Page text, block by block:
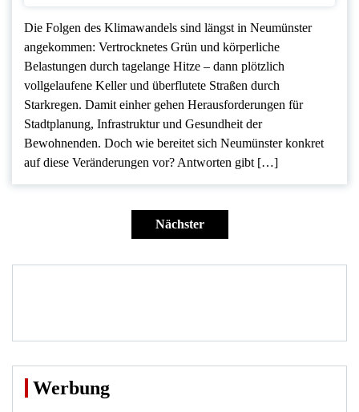
Die Folgen des Klimawandels sind längst in Neumünster
angekommen: Vertrocknetes Grün und körperliche
Belastungen durch tagelange Hitze – dann plötzlich
vollgelaufene Keller und überflutete Straßen durch
Starkregen. Damit einher gehen Herausforderungen für
Stadtplanung, Infrastruktur und Gesundheit der
Bewohnenden. Doch wie bereitet sich Neumünster konkret
auf diese Veränderungen vor? Antworten gibt […]
Nächster
Werbung